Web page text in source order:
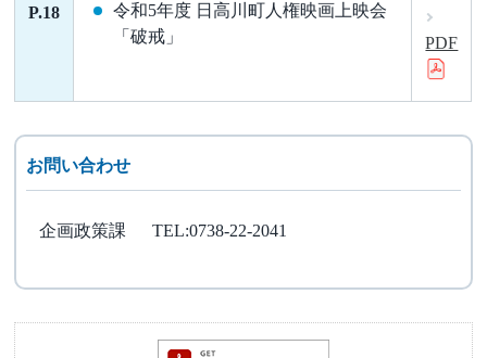
P.18
令和5年度 日高川町人権映画上映会
「破戒」
PDF
お問い合わせ
企画政策課 TEL:0738-22-2041